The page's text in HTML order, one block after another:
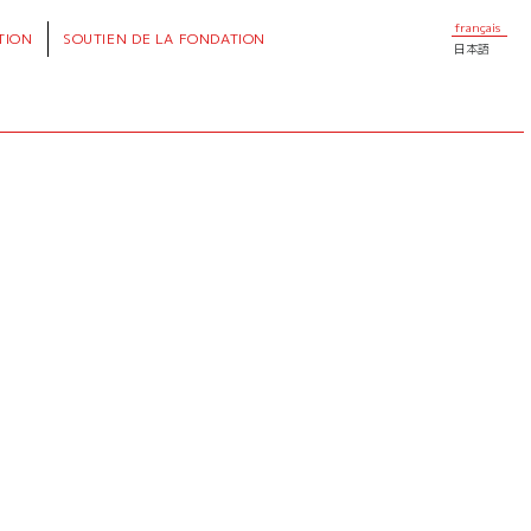
SOUTIEN DE LA FONDATION
français
日本語